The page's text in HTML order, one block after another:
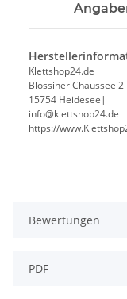
Klettshop24.de
Blossiner Chaussee 2
15754 Heidesee|
info@klettshop24.de
https://
Bewertungen
PDF